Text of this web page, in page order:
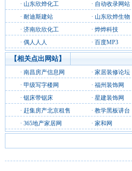
· 山东欣烨化工 · 自动收录网站
· 耐迪斯建站 · 山东欣烨生物
· 济南欣欣化工 · 烨烨科技
· 偶人人人 · 百度MP3
【相关点出网站】
· 南昌房产信息网 · 家居装修论坛
· 甲级写字楼网 · 福州装饰网
· 锯床带锯床 · 星建装饰网
· 赶集房产北京租售 · 教学黑板讲台
· 365地产家居网 · 家和网